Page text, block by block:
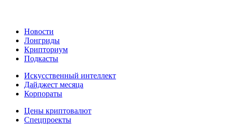
Новости
Лонгриды
Крипториум
Подкасты
Искусственный интеллект
Дайджест месяца
Корпораты
Цены криптовалют
Спецпроекты